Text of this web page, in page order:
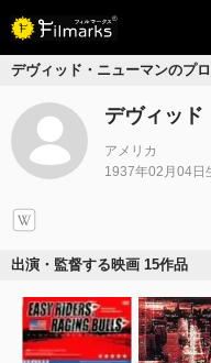
デヴィッド・ニューマンのプ
デヴィッド
アメリカ
1937年02月04日
出演・監督する映画 15作品